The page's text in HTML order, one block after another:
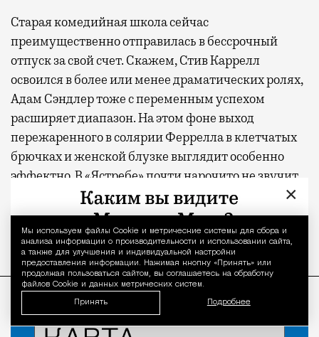
Уведомление
Мы используем файлы Сookie и метрические системы для сбора и
анализа информации о производительности и использовании сайта,
а также для улучшения и индивидуальной настройки
предоставления информации. Нажимая кнопку «Принять» или
продолжая пользоваться сайтом, вы соглашаетесь на обработку
файлов Cookie и данных метрических систем.
Принять Подробнее
Старая комедийная школа сейчас
преимущественно отправилась в бессрочный
отпуск за свой счет. Скажем, Стив Каррелл
освоился в более или менее драматических ролях,
Адам Сэндлер тоже с переменным успехом
расширяет диапазон. На этом фоне выход
пережаренного в солярии Феррелла в клетчатых
брючках и женской блузке выглядит особенно
эффектно. В «Ястребе» почти нарочито не звучит
ни одна повесточная тема, однако герой слишком
уж похож на действующего президента США,
чтобы записать авторов в эскаписты.
ПРОДОЛЖЕНИЕ НИЖЕ
×